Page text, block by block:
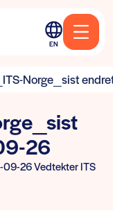
EN
Norge_sist
26
26 Vedtekter ITS